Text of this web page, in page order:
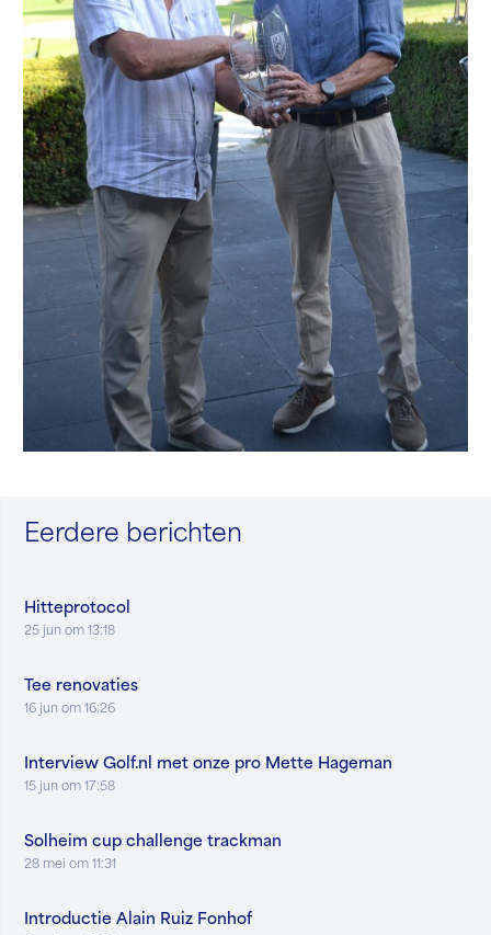
Eerdere berichten
Hitteprotocol
25 jun om 13:18
Tee renovaties
16 jun om 16:26
Interview Golf.nl met onze pro Mette Hageman
15 jun om 17:58
Solheim cup challenge trackman
28 mei om 11:31
Introductie Alain Ruiz Fonhof